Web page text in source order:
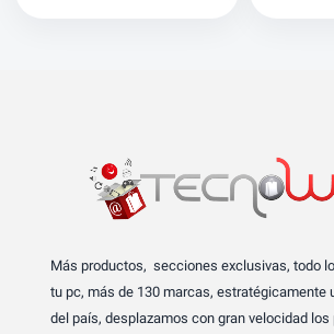
Más productos, secciones exclusivas, todo
tu pc, más de 130 marcas, estratégicamente
del país, desplazamos con gran velocidad